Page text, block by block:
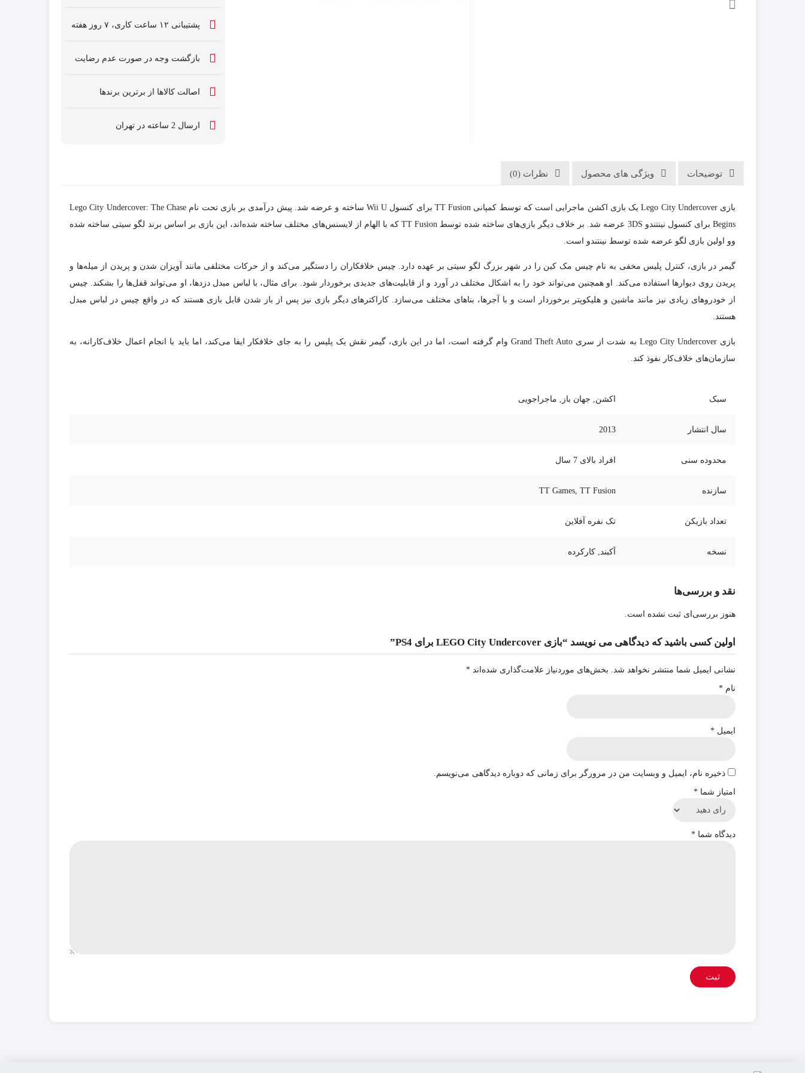
پشتیبانی ۱۲ ساعت کاری، ۷ روز هفته
بازگشت وجه در صورت عدم رضایت
اصالت کالاها از برترین برندها
ارسال 2 ساعته در تهران
توضیحات ویژگی های محصول نظرات (0)
بازی Lego City Undercover یک بازی اکشن ماجرایی است که توسط کمپانی TT Fusion برای کنسول Wii U ساخته و عرضه شد. پیش درآمدی بر بازی تحت نام Lego City Undercover: The Chase
Begins برای کنسول نینتندو 3DS عرضه شد. بر خلاف دیگر بازی‌های ساخته شده توسط TT Fusion که با الهام از لایسنس‌های مختلف ساخته شده‌اند، این بازی بر اساس برند لگو سیتی ساخته شده
وو اولین بازی لگو عرضه شده توسط نینتندو است.
گیمر در بازی، کنترل پلیس مخفی به نام چیس مک کین را در شهر بزرگ لگو سیتی بر عهده دارد. چیس خلافکاران را دستگیر می‌کند و از حرکات مختلفی مانند آویزان شدن و پریدن از میله‌ها و
پریدن روی دیوارها استفاده می‌کند. او همچنین می‌تواند خود را به اشکال مختلف در آورد و از قابلیت‌های جدیدی برخوردار شود. برای مثال، با لباس مبدل دزدها، او می‌تواند قفل‌ها را بشکند. چیس
از خودروهای زیادی نیز مانند ماشین و هلیکوپتر برخوردار است و با آجرها، بناهای مختلف می‌سازد. کاراکترهای دیگر بازی نیز پس از باز شدن قابل بازی هستند که در واقع چیس در لباس مبدل
هستند.
بازی Lego City Undercover به شدت از سری Grand Theft Auto وام گرفته است، اما در این بازی، گیمر نقش یک پلیس را به جای خلافکار ایفا می‌کند، اما باید با انجام اعمال خلاف‌کارانه، به
سازمان‌های خلاف‌کار نفوذ کند.
سبک اکشن, جهان باز, ماجراجویی
سال انتشار 2013
محدوده سنی افراد بالای 7 سال
سازنده TT Games, TT Fusion
تعداد بازیکن تک نفره آفلاین
نسخه آکبند, کارکرده
نقد و بررسی‌ها
هنوز بررسی‌ای ثبت نشده است.
اولین کسی باشید که دیدگاهی می نویسد “بازی LEGO City Undercover برای PS4”
نشانی ایمیل شما منتشر نخواهد شد. بخش‌های موردنیاز علامت‌گذاری شده‌اند *
نام *
ایمیل *
ذخیره نام، ایمیل و وبسایت من در مرورگر برای زمانی که دوباره دیدگاهی می‌نویسم.
امتیاز شما *
دیدگاه شما *